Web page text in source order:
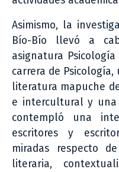
Asimismo, la
Bío-Bío llevó a
asignatura
carrera de
literatura mapuche
e intercultural y
contempló una
escritores y
miradas respecto
literaria,